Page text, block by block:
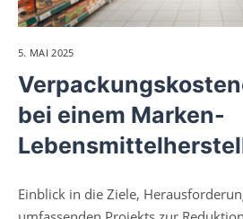
5. MAI 2025
bei einem Marken-
Einblick in die Ziele,